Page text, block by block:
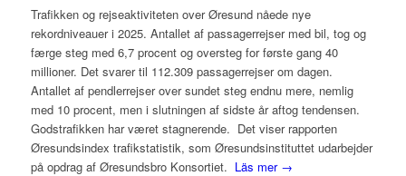
Trafikken og rejseaktiviteten over Øresund nåede nye
rekordniveauer i 2025. Antallet af passagerrejser med bil, tog og
færge steg med 6,7 procent og oversteg for første gang 40
millioner. Det svarer til 112.309 passagerrejser om dagen.
Antallet af pendlerrejser over sundet steg endnu mere, nemlig
med 10 procent, men i slutningen af sidste år aftog tendensen.
Godstrafikken har været stagnerende. Det viser rapporten
Øresundsindex trafikstatistik, som Øresundsinstituttet udarbejder
på opdrag af Øresundsbro Konsortiet. Läs mer →